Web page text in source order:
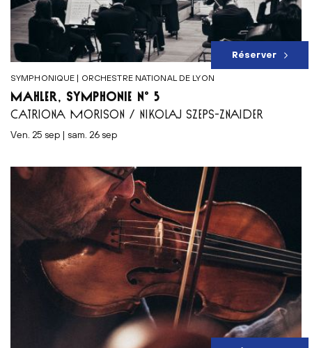
SYMPHONIQUE | ORCHESTRE NATIONAL DE LYON
MAHLER, SYMPHONIE N° 5
CATRIONA MORISON / NIKOLAJ SZEPS-ZNAIDER
ven. 25 sep | sam. 26 sep
Réserver